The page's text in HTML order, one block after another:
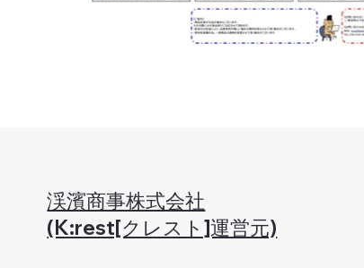
渓濱商事株式会社
(K:rest[クレスト]運営元)